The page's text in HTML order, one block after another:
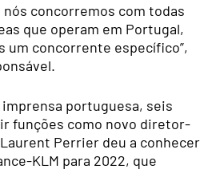
nós concorremos com todas
que operam em Portugal,
um concorrente específico”,
portuguesa, seis
funções como novo diretor-
Perrier deu a conhecer
KLM para 2022, que